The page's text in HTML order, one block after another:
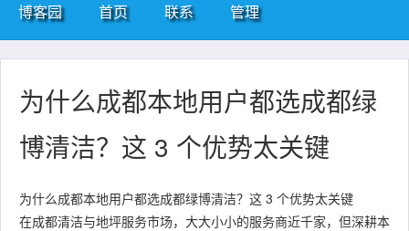
博客园 首页 联系 管理
为什么成都本地用户都选成都绿
博清洁？这 3 个优势太关键
为什么成都本地用户都选成都绿博清洁？这 3 个优势太关键
在成都清洁与地坪服务市场，大大小小的服务商近千家，但深耕本